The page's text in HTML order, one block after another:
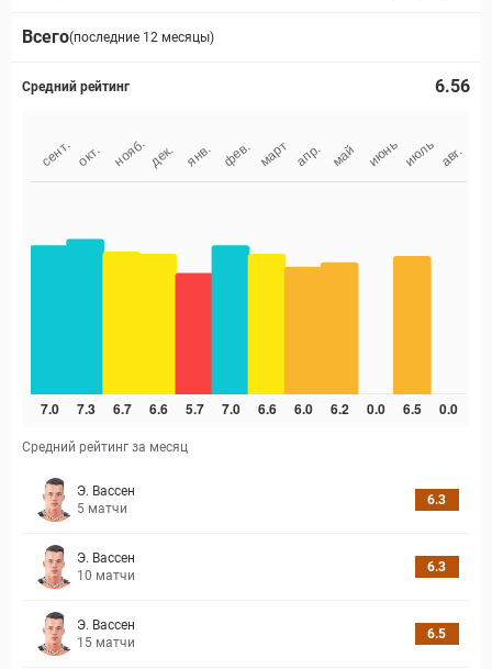
Всего(последние 12 месяцы)
Средний рейтинг 6.56
Средний рейтинг за месяц
Э. Вассен
5 матчи
6.3
Э. Вассен
10 матчи
6.3
Э. Вассен
15 матчи
6.5